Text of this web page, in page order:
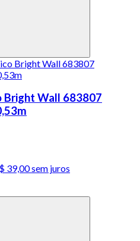
Bright Wall 683807
39,00 sem juros